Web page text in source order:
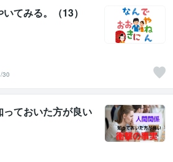
てみる。（13）
30
ておいた方が良い